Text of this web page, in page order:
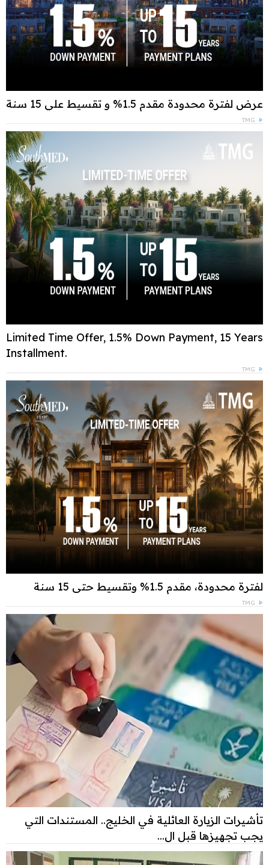
عرض لفترة محدودة مقدم 1.5% و تقسيط علي 15 سنة
TMG
Limited Time Offer, 1.5% Down Payment, 15 Years
Installment.
TMG
لفترة محدودة، مقدم 1.5% وتقسيط حتى 15 سنة
TMG
تأشيرات الزيارة العائلية في الخليج.. المستندات التي
يجب تجهيزها قبل ال...